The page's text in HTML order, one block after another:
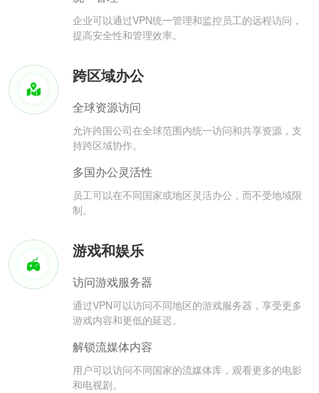
企业可以通过VPN统一管理和监控员工的远程访问，
提高安全性和管理效率。
跨区域办公
全球资源访问
允许跨国公司在全球范围内统一访问和共享资源，支
持跨区域协作。
多国办公灵活性
员工可以在不同国家或地区灵活办公，而不受地域限
制。
游戏和娱乐
访问游戏服务器
通过VPN可以访问不同地区的游戏服务器，享受更多
游戏内容和更低的延迟。
解锁流媒体内容
用户可以访问不同国家的流媒体库，观看更多的电影
和电视剧。